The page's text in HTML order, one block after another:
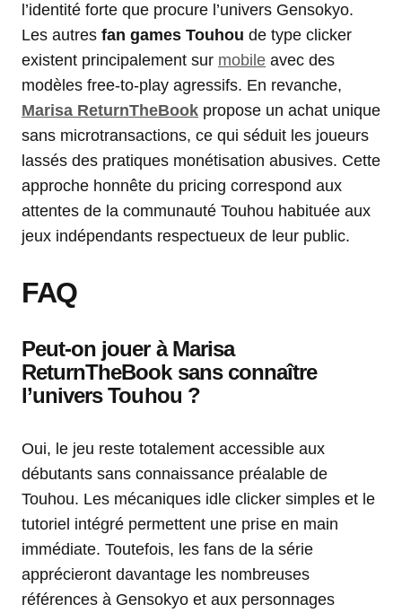
l’identité forte que procure l’univers Gensokyo.
Les autres fan games Touhou de type clicker
existent principalement sur mobile avec des
modèles free-to-play agressifs. En revanche,
Marisa ReturnTheBook propose un achat unique
sans microtransactions, ce qui séduit les joueurs
lassés des pratiques monétisation abusives. Cette
approche honnête du pricing correspond aux
attentes de la communauté Touhou habituée aux
jeux indépendants respectueux de leur public.
FAQ
Peut-on jouer à Marisa
ReturnTheBook sans connaître
l’univers Touhou ?
Oui, le jeu reste totalement accessible aux
débutants sans connaissance préalable de
Touhou. Les mécaniques idle clicker simples et le
tutoriel intégré permettent une prise en main
immédiate. Toutefois, les fans de la série
apprécieront davantage les nombreuses
références à Gensokyo et aux personnages